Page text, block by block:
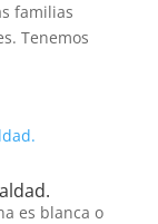
familias
Tenemos
es blanca o